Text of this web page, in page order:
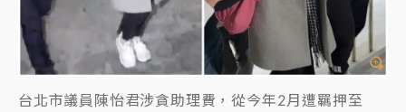
台北市議員陳怡君涉貪助理費，從今年2月遭羈押至